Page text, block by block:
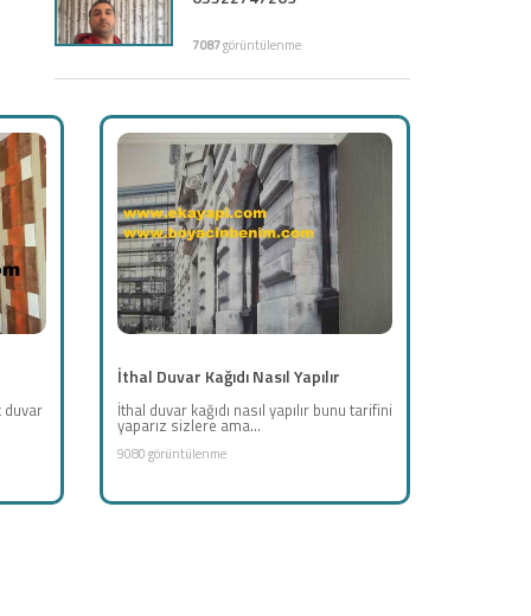
7087görüntülenme
duvar
İthal Duvar Kağıdı Nasıl Yapılır
İthal duvar kağıdı nasıl yapılır bunu tarifini
yaparız sizlere ama...
9080 görüntülenme